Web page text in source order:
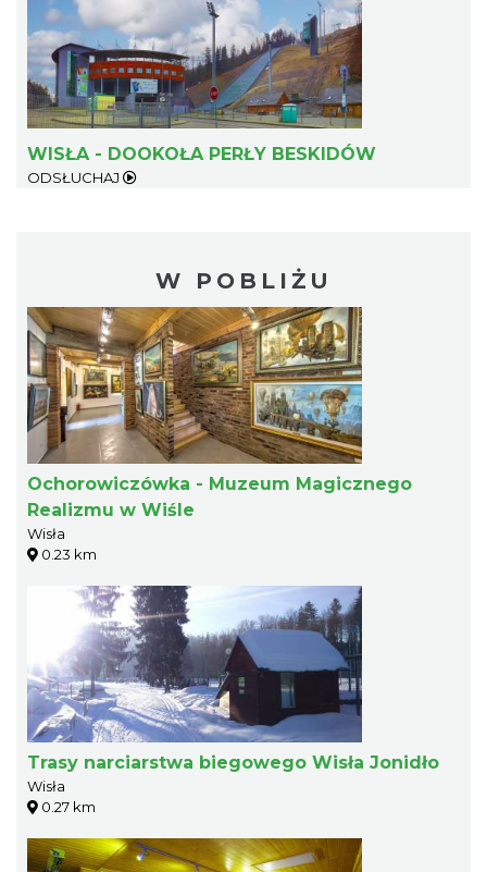
WISŁA - DOOKOŁA PERŁY BESKIDÓW
ODSŁUCHAJ
W POBLIŻU
Ochorowiczówka - Muzeum Magicznego
Realizmu w Wiśle
Wisła
0.23 km
Trasy narciarstwa biegowego Wisła Jonidło
Wisła
0.27 km